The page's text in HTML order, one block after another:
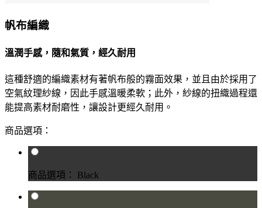
帆布編織
溫潤手感，隨和氣質，經久耐用
這種舒適的編織素材有著帆布般的霧面效果，並且由於採用了
空氣紋理紗線，因此手感溫暖柔軟；此外，紗線的扭織過程還
能提高素材耐磨性，讓設計更經久耐用。
商品選項：
商品選項： Black